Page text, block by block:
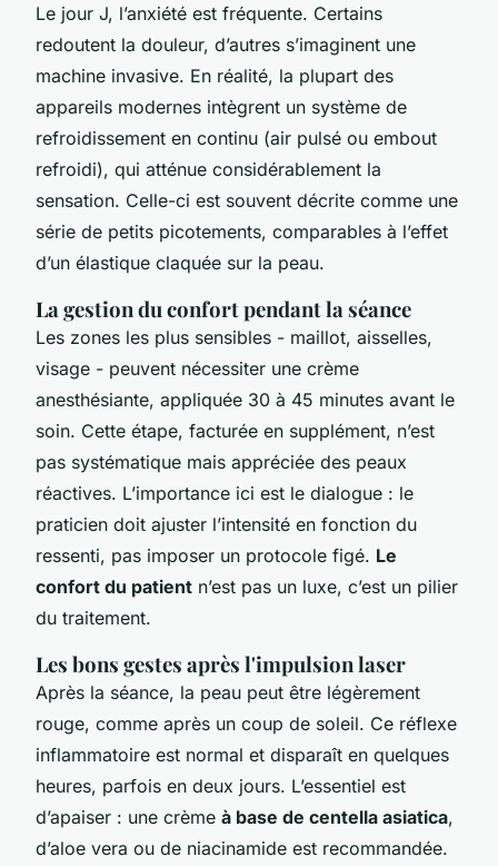
Le jour J, l’anxiété est fréquente. Certains
redoutent la douleur, d’autres s’imaginent une
machine invasive. En réalité, la plupart des
appareils modernes intègrent un système de
refroidissement en continu (air pulsé ou embout
refroidi), qui atténue considérablement la
sensation. Celle-ci est souvent décrite comme une
série de petits picotements, comparables à l’effet
d’un élastique claquée sur la peau.
La gestion du confort pendant la séance
Les zones les plus sensibles - maillot, aisselles,
visage - peuvent nécessiter une crème
anesthésiante, appliquée 30 à 45 minutes avant le
soin. Cette étape, facturée en supplément, n’est
pas systématique mais appréciée des peaux
réactives. L’importance ici est le dialogue : le
praticien doit ajuster l’intensité en fonction du
ressenti, pas imposer un protocole figé. Le
confort du patient n’est pas un luxe, c’est un pilier
du traitement.
Les bons gestes après l'impulsion laser
Après la séance, la peau peut être légèrement
rouge, comme après un coup de soleil. Ce réflexe
inflammatoire est normal et disparaît en quelques
heures, parfois en deux jours. L’essentiel est
d’apaiser : une crème à base de centella asiatica,
d’aloe vera ou de niacinamide est recommandée.